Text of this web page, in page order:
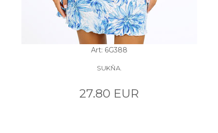
Art: 6G388
SUKŇA.
27.80 EUR